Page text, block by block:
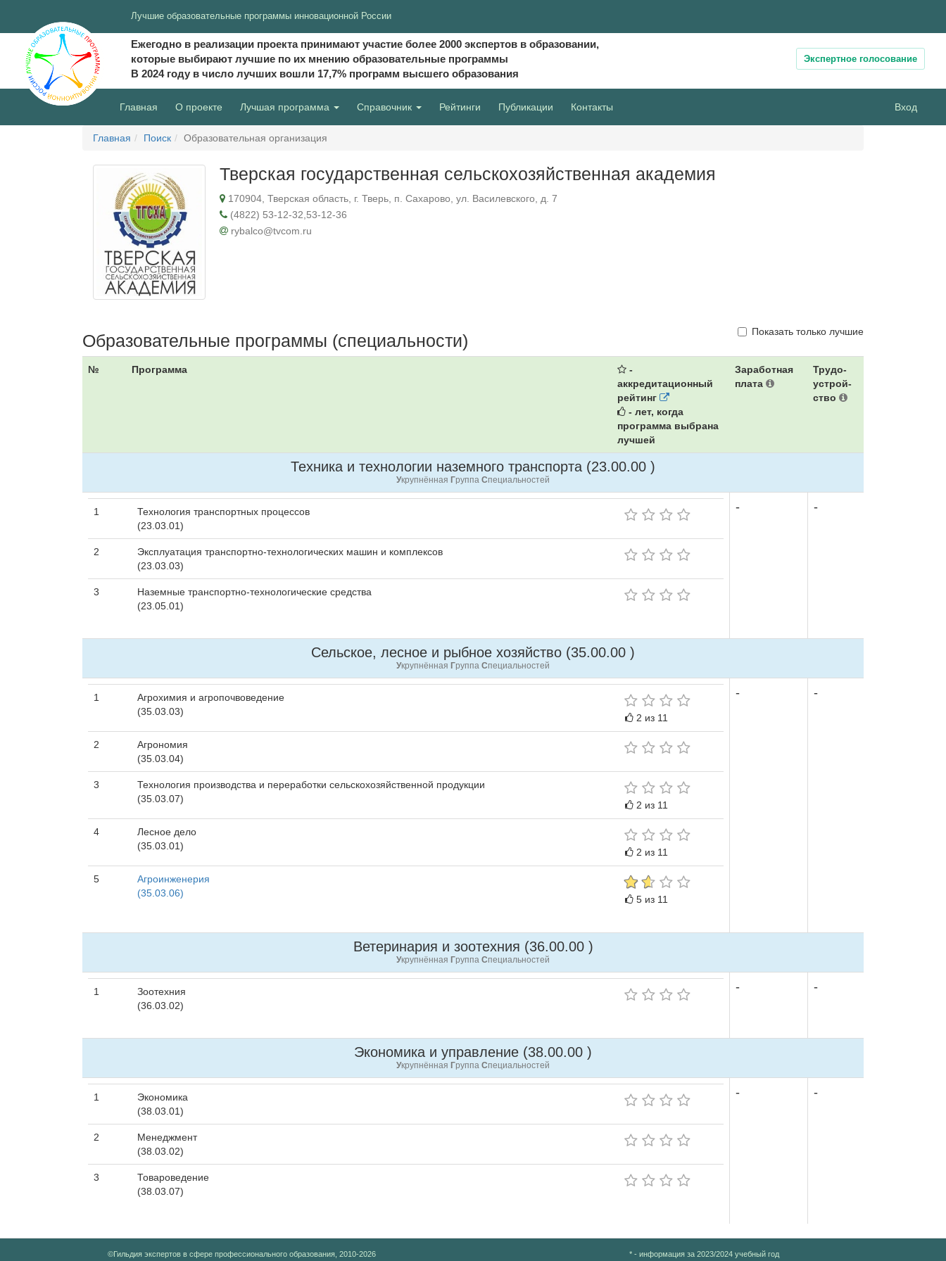
Лучшие образовательные программы инновационной России
Ежегодно в реализации проекта принимают участие более 2000 экспертов в образовании,
которые выбирают лучшие по их мнению образовательные программы
В 2024 году в число лучших вошли 17,7% программ высшего образования
Экспертное голосование
Главная О проекте (current)
Лучшая программа Справочник Рейтинги Публикации Контакты Вход
Главная Поиск Образовательная организация
Тверская государственная сельскохозяйственная академия
170904, Тверская область, г. Тверь, п. Сахарово, ул. Василевского, д. 7
(4822) 53-12-32,53-12-36
rybalco@tvcom.ru
Образовательные программы (специальности) Показать только лучшие
№ Программа
-
аккредитационный
рейтинг
- лет, когда
программа выбрана
лучшей
Заработная
плата
Трудо-
устрой-
ство
Техника и технологии наземного транспорта (23.00.00 )
Укрупнённая Группа Специальностей
1
Технология транспортных процессов
(23.03.01)
2
Эксплуатация транспортно-технологических машин и комплексов
(23.03.03)
3
Наземные транспортно-технологические средства
(23.05.01)
- -
Сельское, лесное и рыбное хозяйство (35.00.00 )
Укрупнённая Группа Специальностей
1
Агрохимия и агропочвоведение
(35.03.03)
2 из 11
2
Агрономия
(35.03.04)
3
Технология производства и переработки сельскохозяйственной продукции
(35.03.07)
2 из 11
4
Лесное дело
(35.03.01)
2 из 11
5
Агроинженерия
(35.03.06)
5 из 11
- -
Ветеринария и зоотехния (36.00.00 )
Укрупнённая Группа Специальностей
1
Зоотехния
(36.03.02)
- -
Экономика и управление (38.00.00 )
Укрупнённая Группа Специальностей
1
Экономика
(38.03.01)
2
Менеджмент
(38.03.02)
3
Товароведение
(38.03.07)
- -
©Гильдия экспертов в сфере профессионального образования, 2010-2026 * - информация за 2023/2024 учебный год